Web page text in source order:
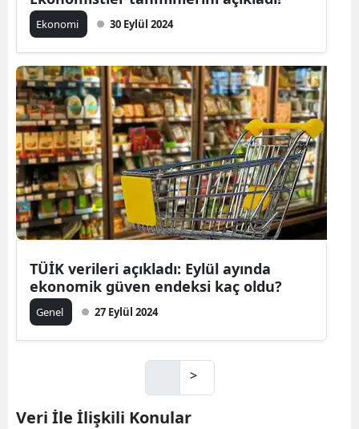
Ekonomi 30 Eylül 2024
TÜİK verileri açıkladı: Eylül ayında
ekonomik güven endeksi kaç oldu?
Genel 27 Eylül 2024
>
Veri İle İlişkili Konular